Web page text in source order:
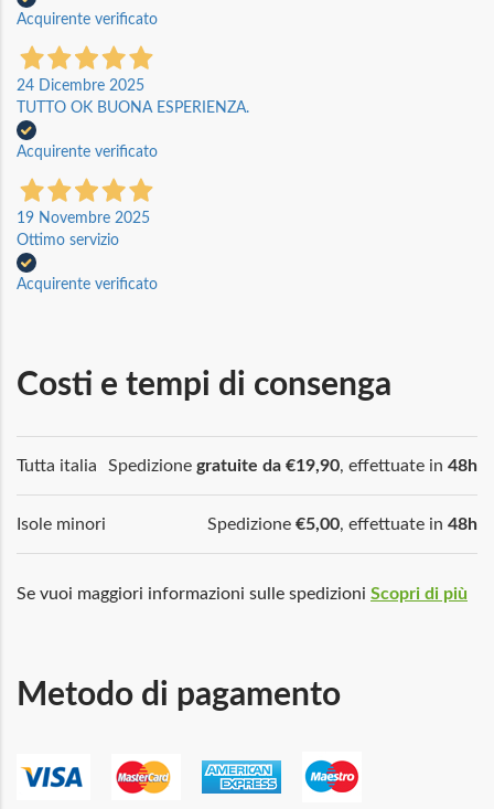
Acquirente verificato
24 Dicembre 2025
TUTTO OK BUONA ESPERIENZA.
Acquirente verificato
19 Novembre 2025
Ottimo servizio
Acquirente verificato
Costi e tempi di consenga
Tutta italia Spedizione gratuite da €19,90, effettuate in 48h
Isole minori Spedizione €5,00, effettuate in 48h
Se vuoi maggiori informazioni sulle spedizioni Scopri di più
Metodo di pagamento